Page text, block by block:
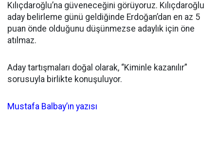
Kılıçdaroğlu’na güveneceğini görüyoruz. Kılıçdaroğlu
aday belirleme günü geldiğinde Erdoğan’dan en az 5
puan önde olduğunu düşünmezse adaylık için öne
atılmaz.
Aday tartışmaları doğal olarak, “Kiminle kazanılır”
sorusuyla birlikte konuşuluyor.
Mustafa Balbay’ın yazısı